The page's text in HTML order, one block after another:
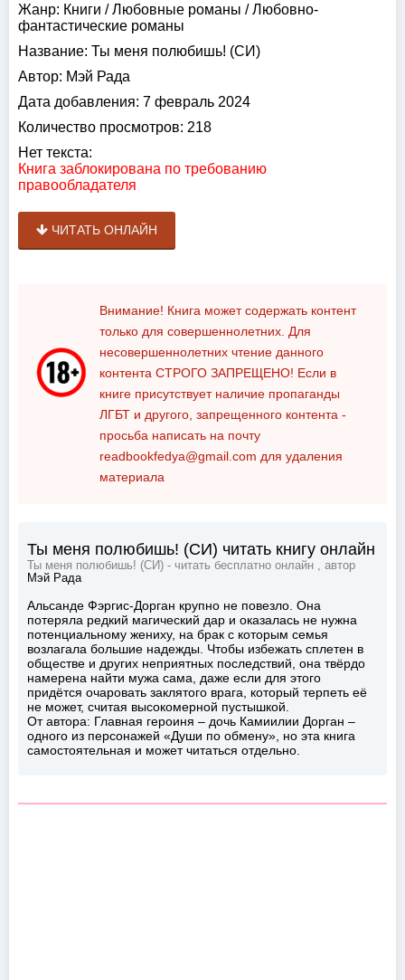
Жанр: Книги /Любовные романы /Любовно-
фантастические романы
Название: Ты меня полюбишь! (СИ)
Автор: Мэй Рада
Дата добавления: 7 февраль 2024
Количество просмотров: 218
Нет текста:
Книга заблокирована по требованию
правообладателя
ЧИТАТЬ ОНЛАЙН
Внимание! Книга может содержать контент
только для совершеннолетних. Для
несовершеннолетних чтение данного
контента СТРОГО ЗАПРЕЩЕНО! Если в
книге присутствует наличие пропаганды
ЛГБТ и другого, запрещенного контента -
просьба написать на почту
readbookfedya@gmail.com для удаления
материала
Ты меня полюбишь! (СИ) читать книгу онлайн
Ты меня полюбишь! (СИ) - читать бесплатно онлайн , автор
Мэй Рада
Альсанде Фэргис-Дорган крупно не повезло. Она
потеряла редкий магический дар и оказалась не нужна
потенциальному жениху, на брак с которым семья
возлагала большие надежды. Чтобы избежать сплетен в
обществе и других неприятных последствий, она твёрдо
намерена найти мужа сама, даже если для этого
придётся очаровать заклятого врага, который терпеть её
не может, считая высокомерной пустышкой.
От автора: Главная героиня – дочь Камиилии Дорган –
одного из персонажей «Души по обмену», но эта книга
самостоятельная и может читаться отдельно.